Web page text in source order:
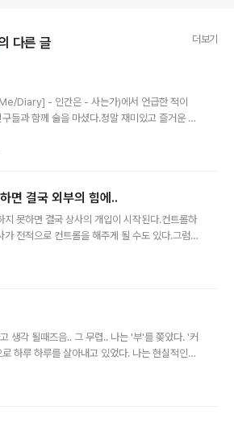
다른 글 더보기
Diary] - 인간은 - 사는가)에서 언급한 적이
들과 함께 술을 마셨다.정말 재미있고 즐거운 시
오자 말로 표현할 수 없는 엄청난 공허함이 찾아
자였던사람이 함께가 되었다가 다시 혼자가 되면
니기 시작한다. 어차피 혼자와서 혼자가는 인생
로 유지되는것이 더 맞는것일지도 모른다.
면 결국 외부의 힘에..
지 못하면 결국 상사의 개입이 시작된다.컨트롤하
가 전적으로 컨트롤을 해주게 될 수도 있다.그럼
입이 시작 된것이다. 일을 나의 방식대로 처리
밖에 없게 된다. 그렇게 되면 그 회사는 더이상
다. 역시나.개인도 나라도 마찬가지라고 생각한
의 일을 대신 해주게 되면 그 아이는 그 일을 스
생각 될때즈음.. 그 무렵.. 나는 '부'를 쫒았다. '커
하루 하루를 살아내고 있었다. 나는 현실적인
회의과 함께 변하기 시작했다. '자기개발'이 유
어야만 살 수 있는 세상은 현실이다. 돈이 없어도